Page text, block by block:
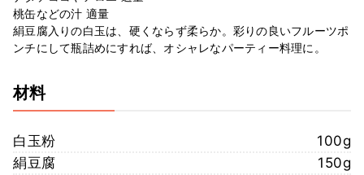
桃缶などの汁 適量
絹豆腐入りの白玉は、硬くならず柔らか。彩りの良いフルーツポ
ンチにして瓶詰めにすれば、オシャレなパーティー料理に。
材料
白玉粉
100g
絹豆腐
150g